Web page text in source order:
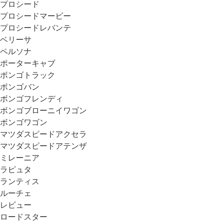
プロシード
プロシードマービー
プロシードレバンテ
ベリーサ
ペルソナ
ポーターキャブ
ボンゴトラック
ボンゴバン
ボンゴフレンディ
ボンゴブローニイワゴン
ボンゴワゴン
マツダスピードアクセラ
マツダスピードアテンザ
ミレーニア
ラピュタ
ランティス
ルーチェ
レビュー
ロードスター